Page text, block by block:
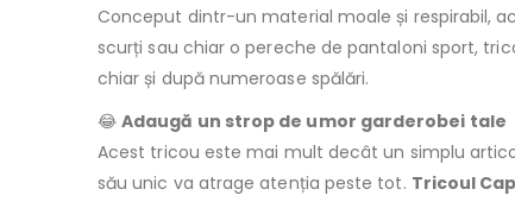
Conceput dintr-un material moale și respirabil,
scurți sau chiar o pereche de pantaloni sport,
chiar și după numeroase spălări.
😂Adaugă un strop de umor garderobei tale
Acest tricou este mai mult decât un simplu
său unic va atrage atenția peste tot. Tricoul